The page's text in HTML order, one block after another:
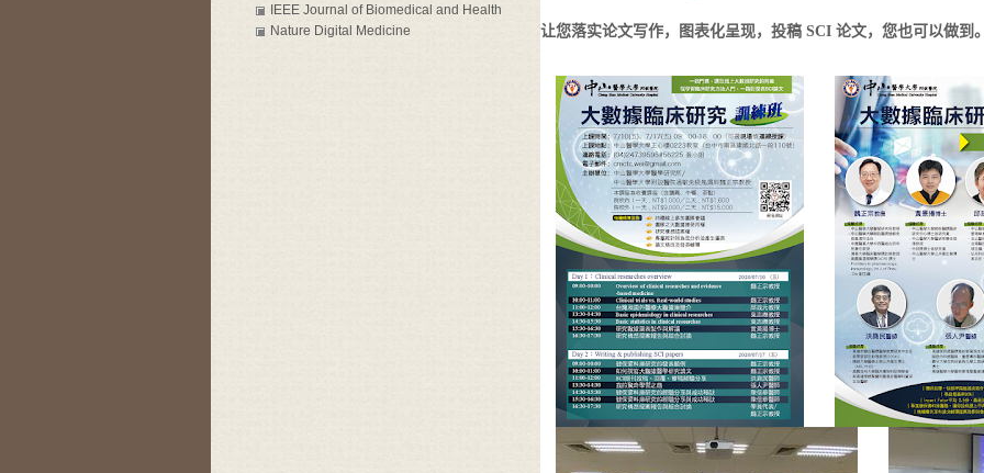
让您落实论文写作，图表化呈现，投稿 SCI 论文，您也可以做到
IEEE Journal of Biomedical and Health
Informatics
Nature Digital Medicine